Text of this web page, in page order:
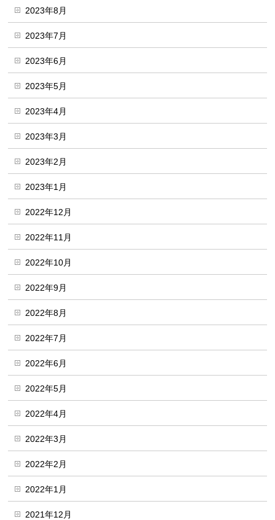
2023年8月
2023年7月
2023年6月
2023年5月
2023年4月
2023年3月
2023年2月
2023年1月
2022年12月
2022年11月
2022年10月
2022年9月
2022年8月
2022年7月
2022年6月
2022年5月
2022年4月
2022年3月
2022年2月
2022年1月
2021年12月